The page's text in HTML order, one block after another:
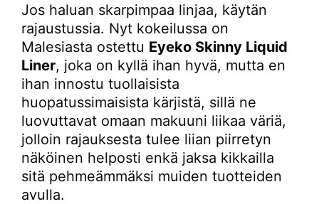
Jos haluan skarpimpaa linjaa, käytän
rajaustussia. Nyt kokeilussa on
Malesiasta ostettu Eyeko Skinny Liquid
Liner, joka on kyllä ihan hyvä, mutta en
ihan innostu tuollaisista
huopatussimaisista kärjistä, sillä ne
luovuttavat omaan makuuni liikaa väriä,
jolloin rajauksesta tulee liian piirretyn
näköinen helposti enkä jaksa kikkailla
sitä pehmeämmäksi muiden tuotteiden
avulla.